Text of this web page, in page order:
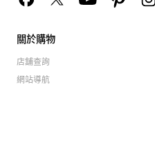
關於購物
店舖查詢
網站導航